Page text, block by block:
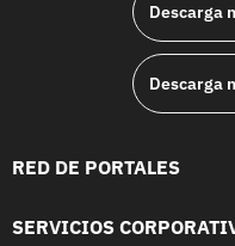
Descarga
Descarga
RED DE PORTALES
SERVICIOS